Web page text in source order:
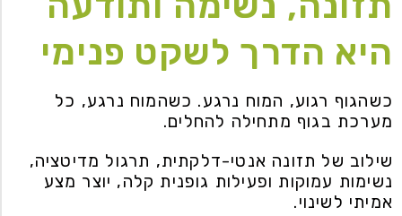
היא הדרך לשקט פנימי
כשהגוף רגוע, המוח נרגע. כשהמוח נרגע, כל
מערכת בגוף מתחילה להחלים.
שילוב של תזונה אנטי-דלקתית, תרגול מדיטציה,
נשימות עמוקות ופעילות גופנית קלה, יוצר מצע
אמיתי לשינוי.